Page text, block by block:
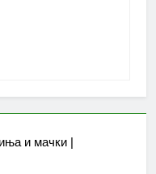
и мачки |